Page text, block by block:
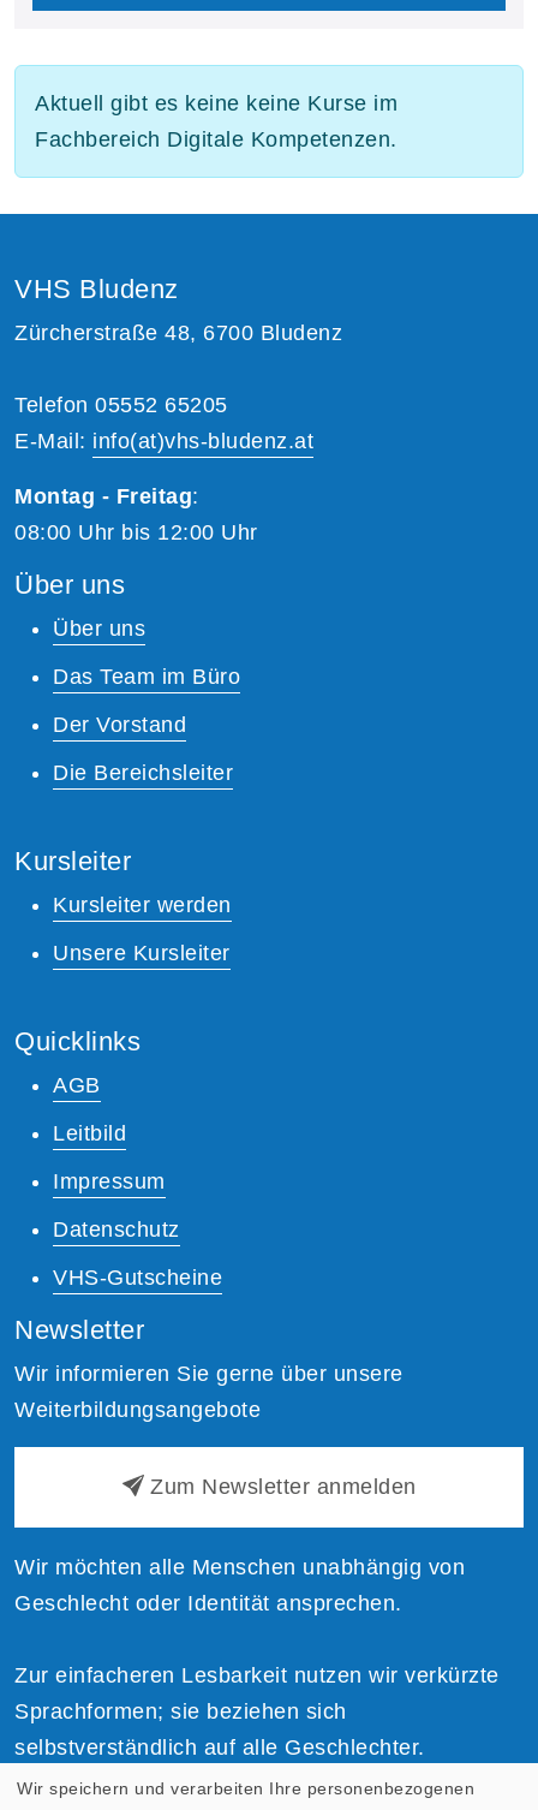
Aktuell gibt es keine keine Kurse im
Fachbereich Digitale Kompetenzen.
VHS Bludenz
Zürcherstraße 48, 6700 Bludenz
Telefon 05552 65205
E-Mail: info(at)vhs-bludenz.at
Montag - Freitag:
08:00 Uhr bis 12:00 Uhr
Über uns
Über uns
Das Team im Büro
Der Vorstand
Die Bereichsleiter
Kursleiter
Kursleiter werden
Unsere Kursleiter
Quicklinks
AGB
Leitbild
Impressum
Datenschutz
VHS-Gutscheine
Newsletter
Wir informieren Sie gerne über unsere
Weiterbildungsangebote
Zum Newsletter anmelden
Wir möchten alle Menschen unabhängig von
Geschlecht oder Identität ansprechen.
Zur einfacheren Lesbarkeit nutzen wir verkürzte
Sprachformen; sie beziehen sich
selbstverständlich auf alle Geschlechter.
Wir speichern und verarbeiten Ihre personenbezogenen